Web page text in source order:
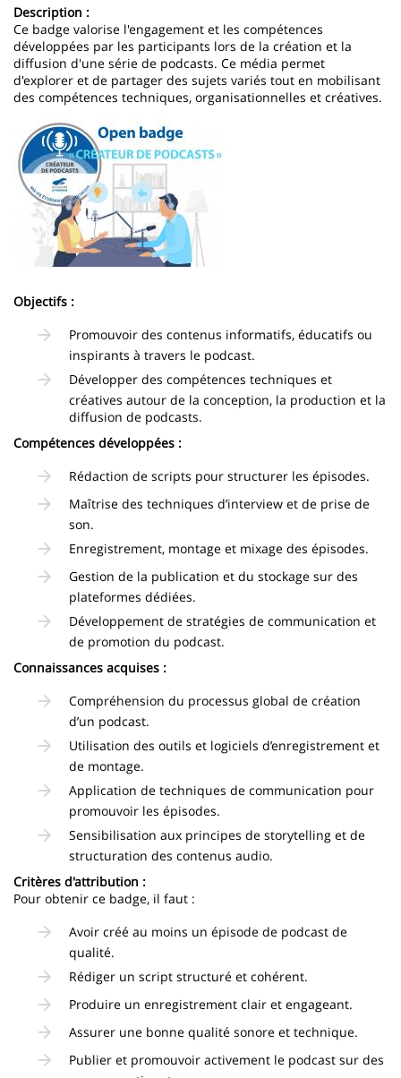
Description :
Ce badge valorise l'engagement et les compétences
développées par les participants lors de la création et la
diffusion d'une série de podcasts. Ce média permet
d'explorer et de partager des sujets variés tout en mobilisant
des compétences techniques, organisationnelles et créatives.
Image
Objectifs :
Promouvoir des contenus informatifs, éducatifs ou
inspirants à travers le podcast.
Développer des compétences techniques et
créatives autour de la conception, la production et la
diffusion de podcasts.
Compétences développées :
Rédaction de scripts pour structurer les épisodes.
Maîtrise des techniques d’interview et de prise de
son.
Enregistrement, montage et mixage des épisodes.
Gestion de la publication et du stockage sur des
plateformes dédiées.
Développement de stratégies de communication et
de promotion du podcast.
Connaissances acquises :
Compréhension du processus global de création
d’un podcast.
Utilisation des outils et logiciels d’enregistrement et
de montage.
Application de techniques de communication pour
promouvoir les épisodes.
Sensibilisation aux principes de storytelling et de
structuration des contenus audio.
Critères d'attribution :
Pour obtenir ce badge, il faut :
Avoir créé au moins un épisode de podcast de
qualité.
Rédiger un script structuré et cohérent.
Produire un enregistrement clair et engageant.
Assurer une bonne qualité sonore et technique.
Publier et promouvoir activement le podcast sur des